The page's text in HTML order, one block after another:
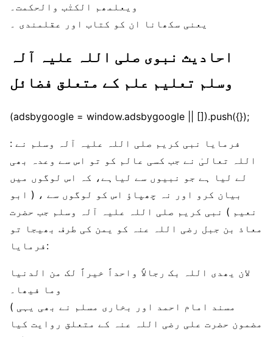
ویعلمھم الکتٰب والحکمت۔
یعنی سکھانا ان کو کتاب اور عقلمندی ۔
احادیث نبوی صلی اللہ علیہ آلہ
(adsbygoogle = window.adsbygoogle || []).push({});
فرمایا نبی کریم صلی اللہ علیہ آلہ وسلم نے :
اللہ تعالیٰ نے جب کسی عالم کو تو اس سے وعدہ بھی
لے لیا ہے جو نبیوں سے لیاہے، کہ اس لوگوں میں
بیان کرو اور نہ چھپاؤ اس کو لوگوں سے ، ( ابو
نعیم ) نبی کریم صلی اللہ علیہ آلہ وسلم جب حضرت
معاذ بن جبل رضی اللہ عنہ کو یمن کی طرف بھیجا تو
فرمایا:
لان یھدی اللہ بک رجالاً واحداً خیراً لک من الدنیا
وما فیھا۔
( مسند امام احمد اور بخاری مسلم نے بھی یہی
مضمون حضرت علی رضی اللہ عنہ کے متعلق روایت کیا